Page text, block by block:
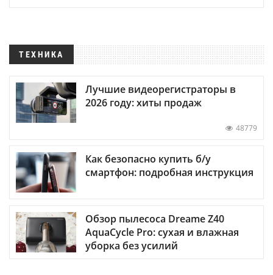
ТЕХНИКА
Лучшие видеорегистраторы в
2026 году: хиты продаж
48779
Как безопасно купить б/у
смартфон: подробная инструкция
Обзор пылесоса Dreame Z40
AquaCycle Pro: сухая и влажная
уборка без усилий